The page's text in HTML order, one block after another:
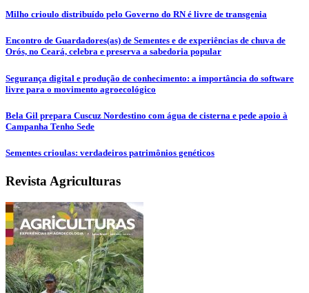
Milho crioulo distribuído pelo Governo do RN é livre de transgenia
Encontro de Guardadores(as) de Sementes e de experiências de chuva de
Orós, no Ceará, celebra e preserva a sabedoria popular
Segurança digital e produção de conhecimento: a importância do software
livre para o movimento agroecológico
Bela Gil prepara Cuscuz Nordestino com água de cisterna e pede apoio à
Campanha Tenho Sede
Sementes crioulas: verdadeiros patrimônios genéticos
Revista Agriculturas